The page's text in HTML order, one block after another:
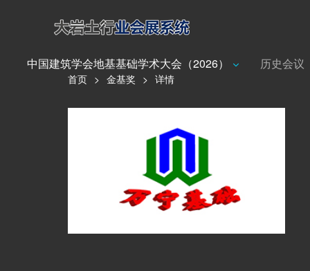
中国建筑学会地基基础学术大会（2026） 历史会议
首页 > 金基奖 > 详情